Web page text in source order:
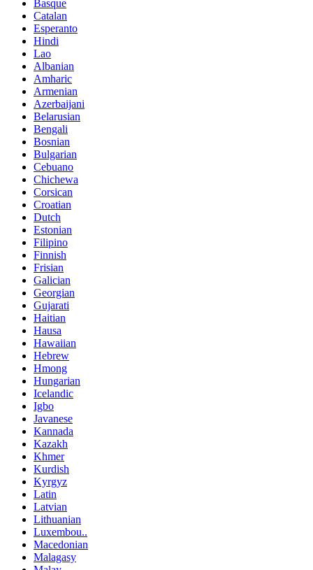
Basque
Catalan
Esperanto
Hindi
Lao
Albanian
Amharic
Armenian
Azerbaijani
Belarusian
Bengali
Bosnian
Bulgarian
Cebuano
Chichewa
Corsican
Croatian
Dutch
Estonian
Filipino
Finnish
Frisian
Galician
Georgian
Gujarati
Haitian
Hausa
Hawaiian
Hebrew
Hmong
Hungarian
Icelandic
Igbo
Javanese
Kannada
Kazakh
Khmer
Kurdish
Kyrgyz
Latin
Latvian
Lithuanian
Luxembou..
Macedonian
Malagasy